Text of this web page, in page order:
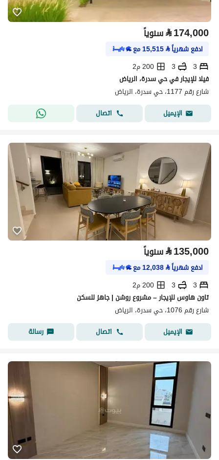
⃁174,000 سنوياً
ادفع شهرياً⃁
15,515مع
3
3
200 م2
فيلا للإيجار في حي سدرة، الرياض
شارع رقم 1177، حي سدرة، الرياض
الإيميل
اتصال
⃁135,000 سنوياً
ادفع شهرياً⃁
12,038مع
3
3
200 م2
تاون هاوس للإيجار – مشروع روشن | جاهز للسكن
شارع رقم 1076، حي سدرة، الرياض
الإيميل
اتصال رسالة